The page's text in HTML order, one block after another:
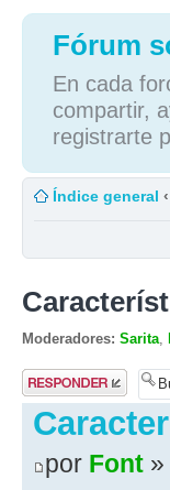
Fórum
En cada
compartir,
registrarte
Índice general ‹
Moderadores: Sarita
Publicar una
respuesta
por Font